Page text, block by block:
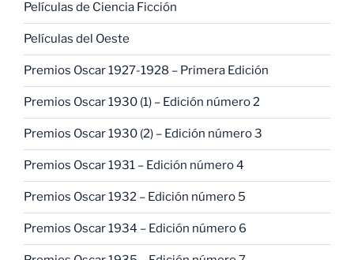
Películas de Ciencia Ficción
Películas del Oeste
Premios Oscar 1927-1928 – Primera Edición
Premios Oscar 1930 (1) – Edición número 2
Premios Oscar 1930 (2) – Edición número 3
Premios Oscar 1931 – Edición número 4
Premios Oscar 1932 – Edición número 5
Premios Oscar 1934 – Edición número 6